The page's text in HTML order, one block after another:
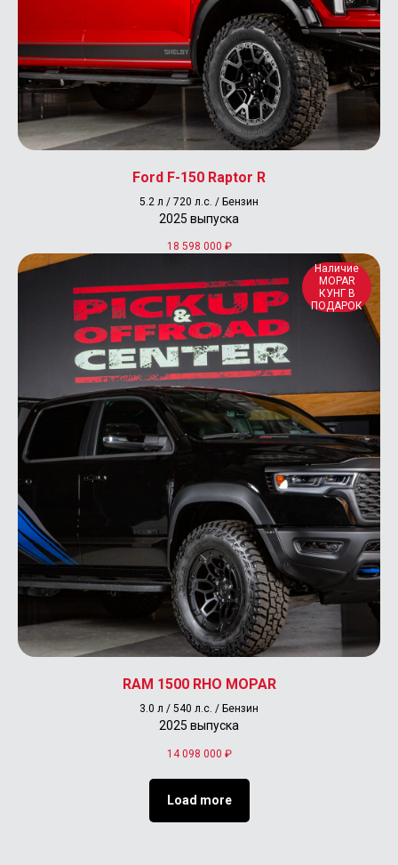
Ford F-150 Raptor R
5.2 л / 720 л.с. / Бензин
2025 выпуска
18 598 000 ₽
Наличие
MOPAR
КУНГ В
ПОДАРОК
RAM 1500 RHO MOPAR
3.0 л / 540 л.с. / Бензин
2025 выпуска
14 098 000 ₽
Load more